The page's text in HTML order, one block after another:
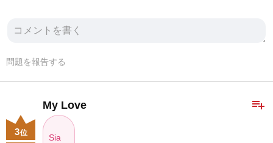
問題を報告する
playlist_add
My Love
Sia
3位